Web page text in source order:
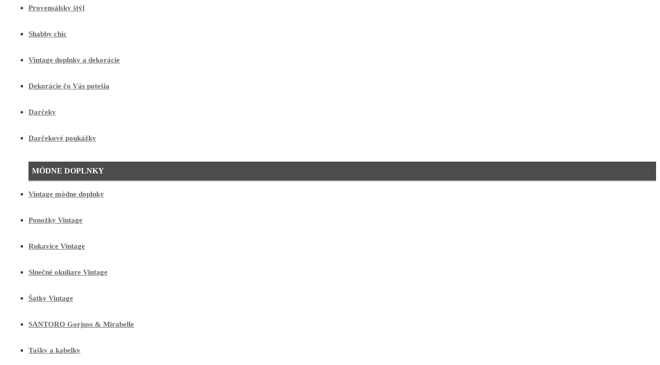
Provensálsky štýl
Shabby chic
Vintage doplnky a dekorácie
Dekorácie čo Vás potešia
Darčeky
Darčekové poukážky
MÓDNE DOPLNKY
Vintage módne doplnky
Ponožky Vintage
Rukavice Vintage
Slnečné okuliare Vintage
Šatky Vintage
SANTORO Gorjuss & Mirabelle
Tašky a kabelky